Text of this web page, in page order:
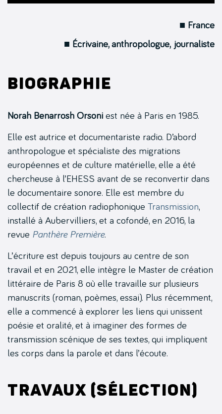
■ France
■ Écrivaine, anthropologue, journaliste
Biographie
Norah Benarrosh Orsoni est née à Paris en 1985.
Elle est autrice et documentariste radio. D’abord
anthropologue et spécialiste des migrations
européennes et de culture matérielle, elle a été
chercheuse à l’EHESS avant de se reconvertir dans
le documentaire sonore. Elle est membre du
collectif de création radiophonique Transmission,
installé à Aubervilliers, et a cofondé, en 2016, la
revue Panthère Première.
L’écriture est depuis toujours au centre de son
travail et en 2021, elle intègre le Master de création
littéraire de Paris 8 où elle travaille sur plusieurs
manuscrits (roman, poèmes, essai). Plus récemment,
elle a commencé à explorer les liens qui unissent
poésie et oralité, et à imaginer des formes de
transmission scénique de ses textes, qui impliquent
les corps dans la parole et dans l’écoute.
Travaux (sélection)